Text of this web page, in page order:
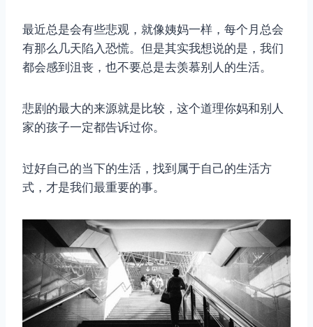
最近总是会有些悲观，就像姨妈一样，每个月总会
有那么几天陷入恐慌。但是其实我想说的是，我们
都会感到沮丧，也不要总是去羡慕别人的生活。
悲剧的最大的来源就是比较，这个道理你妈和别人
家的孩子一定都告诉过你。
过好自己的当下的生活，找到属于自己的生活方
式，才是我们最重要的事。